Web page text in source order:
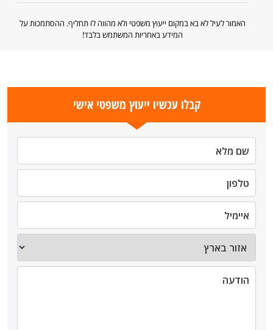
האמור לעיל לא בא במקום ייעוץ משפטי ולא מהווה לו תחליף. ההסתמכות על
המידע באחריות המשתמש בלבד!
קבלו עכשיו ייעוץ משפטי אישי